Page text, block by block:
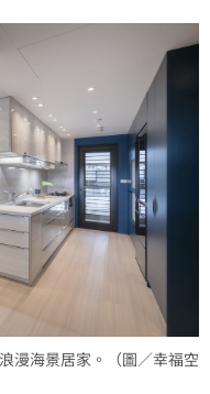
漫海景居家。（圖／幸福空